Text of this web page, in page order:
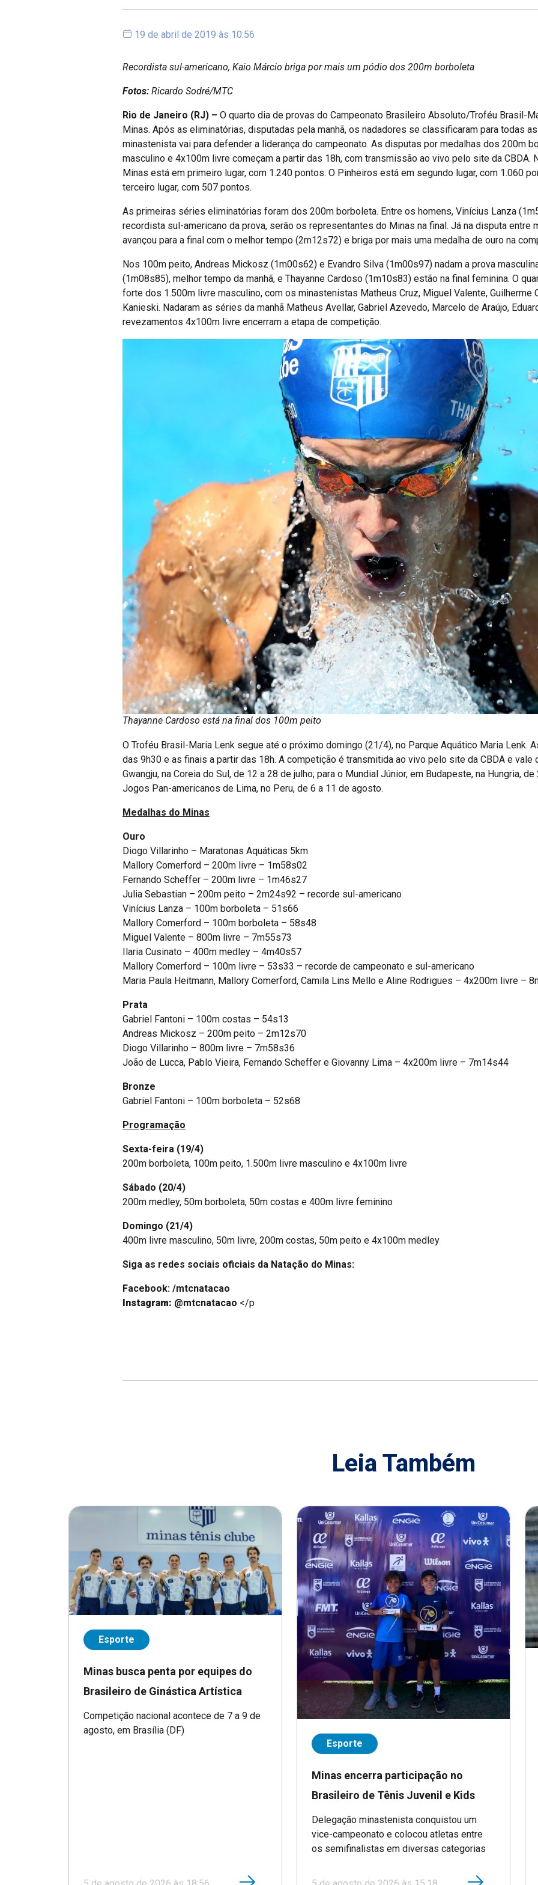
19 de abril de 2019 às 10:56
Recordista sul-americano, Kaio Márcio briga por mais um pódio dos 200m borboleta
Fotos: Ricardo Sodré/MTC
Rio de Janeiro (RJ) – O quarto dia de provas do Campeonato Brasileiro Absoluto/Troféu Brasil-
Minas. Após as eliminatórias, disputadas pela manhã, os nadadores se classificaram para todas
minastenista vai para defender a liderança do campeonato. As disputas por medalhas dos 200m
masculino e 4x100m livre começam a partir das 18h, com transmissão ao vivo pelo site da CBDA.
Minas está em primeiro lugar, com 1.240 pontos. O Pinheiros está em segundo lugar, com 1.060
terceiro lugar, com 507 pontos.
As primeiras séries eliminatórias foram dos 200m borboleta. Entre os homens, Vinícius Lanza
recordista sul-americano da prova, serão os representantes do Minas na final. Já na disputa entre
avançou para a final com o melhor tempo (2m12s72) e briga por mais uma medalha de ouro na
Nos 100m peito, Andreas Mickosz (1m00s62) e Evandro Silva (1m00s97) nadam a prova
(1m08s85), melhor tempo da manhã, e Thayanne Cardoso (1m10s83) estão na final feminina. O
forte dos 1.500m livre masculino, com os minastenistas Matheus Cruz, Miguel Valente, Guilherme
Kanieski. Nadaram as séries da manhã Matheus Avellar, Gabriel Azevedo, Marcelo de Araújo,
revezamentos 4x100m livre encerram a etapa de competição.
Thayanne Cardoso está na final dos 100m peito
O Troféu Brasil-Maria Lenk segue até o próximo domingo (21/4), no Parque Aquático Maria Lenk.
das 9h30 e as finais a partir das 18h. A competição é transmitida ao vivo pelo site da CBDA e
Gwangju, na Coreia do Sul, de 12 a 28 de julho; para o Mundial Júnior, em Budapeste, na Hungria,
Jogos Pan-americanos de Lima, no Peru, de 6 a 11 de agosto.
Medalhas do Minas
Ouro
Diogo Villarinho – Maratonas Aquáticas 5km
Mallory Comerford – 200m livre – 1m58s02
Fernando Scheffer – 200m livre – 1m46s27
Julia Sebastian – 200m peito – 2m24s92 – recorde sul-americano
Vinícius Lanza – 100m borboleta – 51s66
Mallory Comerford – 100m borboleta – 58s48
Miguel Valente – 800m livre – 7m55s73
Ilaria Cusinato – 400m medley – 4m40s57
Mallory Comerford – 100m livre – 53s33 – recorde de campeonato e sul-americano
Maria Paula Heitmann, Mallory Comerford, Camila Lins Mello e Aline Rodrigues – 4x200m livre –
Prata
Gabriel Fantoni – 100m costas – 54s13
Andreas Mickosz – 200m peito – 2m12s70
Diogo Villarinho – 800m livre – 7m58s36
João de Lucca, Pablo Vieira, Fernando Scheffer e Giovanny Lima – 4x200m livre – 7m14s44
Bronze
Gabriel Fantoni – 100m borboleta – 52s68
Programação
Sexta-feira (19/4)
200m borboleta, 100m peito, 1.500m livre masculino e 4x100m livre
Sábado (20/4)
200m medley, 50m borboleta, 50m costas e 400m livre feminino
Domingo (21/4)
400m livre masculino, 50m livre, 200m costas, 50m peito e 4x100m medley
Siga as redes sociais oficiais da Natação do Minas:
Facebook: /mtcnatacao
Instagram: @mtcnatacao </p
Leia Também
Esporte
Minas busca penta por equipes do
Brasileiro de Ginástica Artística
Competição nacional acontece de 7 a 9 de
agosto, em Brasília (DF)
Esporte
Minas encerra participação no
Brasileiro de Tênis Juvenil e Kids
Delegação minastenista conquistou um
vice-campeonato e colocou atletas entre
os semifinalistas em diversas categorias